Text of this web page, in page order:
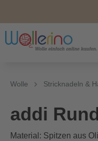
Wolle Stricknadeln &
addi
Material: Spitzen aus